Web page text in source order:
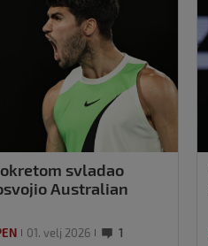
svladao
Australian
01. velj 2026 1